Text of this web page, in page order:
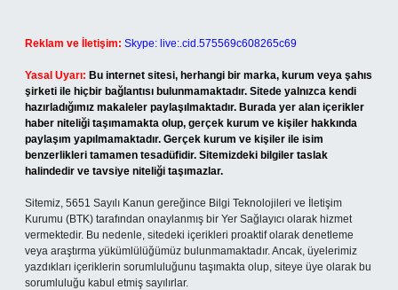
Reklam ve İletişim: Skype: live:.cid.575569c608265c69
Yasal Uyarı: Bu internet sitesi, herhangi bir marka, kurum veya şahıs
şirketi ile hiçbir bağlantısı bulunmamaktadır. Sitede yalnızca kendi
hazırladığımız makaleler paylaşılmaktadır. Burada yer alan içerikler
haber niteliği taşımamakta olup, gerçek kurum ve kişiler hakkında
paylaşım yapılmamaktadır. Gerçek kurum ve kişiler ile isim
benzerlikleri tamamen tesadüfidir. Sitemizdeki bilgiler taslak
halindedir ve tavsiye niteliği taşımazlar.
Sitemiz, 5651 Sayılı Kanun gereğince Bilgi Teknolojileri ve İletişim
Kurumu (BTK) tarafından onaylanmış bir Yer Sağlayıcı olarak hizmet
vermektedir. Bu nedenle, sitedeki içerikleri proaktif olarak denetleme
veya araştırma yükümlülüğümüz bulunmamaktadır. Ancak, üyelerimiz
yazdıkları içeriklerin sorumluluğunu taşımakta olup, siteye üye olarak bu
sorumluluğu kabul etmiş sayılırlar.